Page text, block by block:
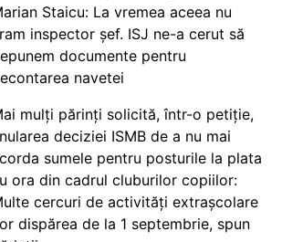
Staicu: La vremea aceea nu
inspector șef. ISJ ne-a cerut să
documente pentru
navetei
mulți părinți solicită, într-o petiție,
deciziei ISMB de a nu mai
sumele pentru posturile la plata
ora din cadrul cluburilor copiilor:
cercuri de activități extrașcolare
dispărea de la 1 septembrie, spun